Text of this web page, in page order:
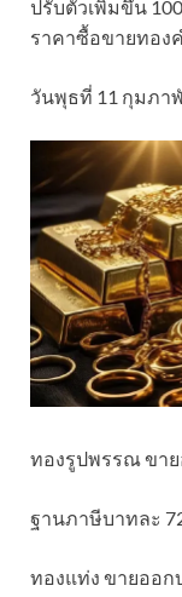
ปรับตัวเพิ่มขึ้น
ราคาซื้อขายทอง
วันพุธที่ 11 กุมภา
ทองรูปพรรณ ขาย
ฐานภาษีบาทละ
ทองแท่ง ขายออก